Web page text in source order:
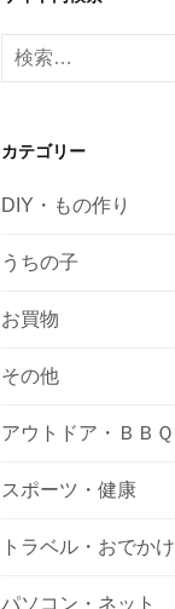
検
索:
カテゴリー
DIY・もの作り
うちの子
お買物
その他
アウトドア・ＢＢＱ
スポーツ・健康
トラベル・おでかけ
パソコン・ネット